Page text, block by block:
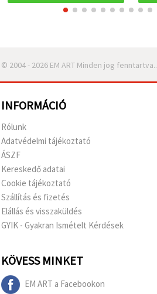
© 2004 - 2026 EM ART Minden jog fenntartva..
INFORMÁCIÓ
Rólunk
Adatvédelmi tájékoztató
ÁSZF
Kereskedő adatai
Cookie tájékoztató
Szállítás és fizetés
Elállás és visszaküldés
GYIK - Gyakran Ismételt Kérdések
KÖVESS MINKET
EM ART a Facebookon